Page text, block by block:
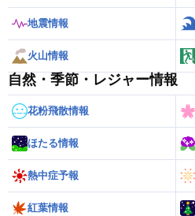
地震情報
火山情報
自然・季節・レジャー情報
花粉飛散情報
ほたる情報
熱中症予報
紅葉情報